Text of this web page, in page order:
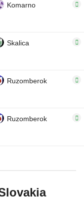
Komarno
Skalica
Ruzomberok
Ruzomberok